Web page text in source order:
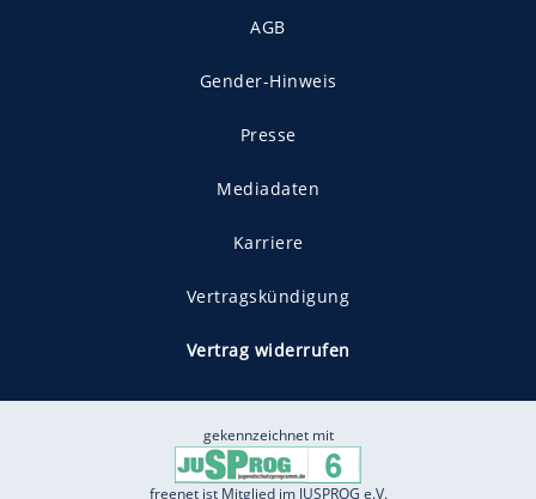
AGB
Gender-Hinweis
Presse
Mediadaten
Karriere
Vertragskündigung
Vertrag widerrufen
gekennzeichnet mit
freenet ist Mitglied im JUSPROG e.V.